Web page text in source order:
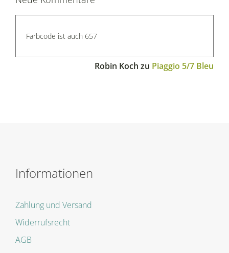
Farbcode ist auch 657
Robin Koch zu Piaggio 5/7 Bleu
Informationen
Zahlung und Versand
Widerrufsrecht
AGB